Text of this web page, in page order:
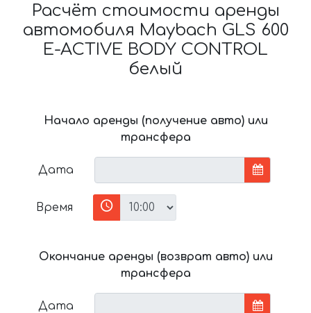
Расчёт стоимости аренды
автомобиля Maybach GLS 600
E-ACTIVE BODY CONTROL
белый
Начало аренды (получение авто) или
трансфера
Дата
Время
Окончание аренды (возврат авто) или
трансфера
Дата